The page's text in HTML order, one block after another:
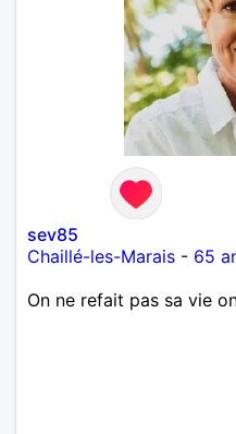
sev85
Chaillé-les-Marais - 65
On ne refait pas sa vie